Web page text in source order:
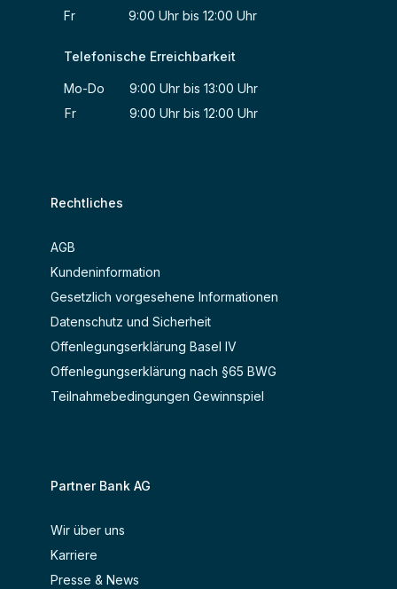
Fr 9:00 Uhr bis 12:00 Uhr
Telefonische Erreichbarkeit
Mo-Do 9:00 Uhr bis 13:00 Uhr
Fr 9:00 Uhr bis 12:00 Uhr
Rechtliches
AGB
Kundeninformation
Gesetzlich vorgesehene Informationen
Datenschutz und Sicherheit
Offenlegungserklärung Basel IV
Offenlegungserklärung nach §65 BWG
Teilnahmebedingungen Gewinnspiel
Partner Bank AG
Wir über uns
Karriere
Presse & News